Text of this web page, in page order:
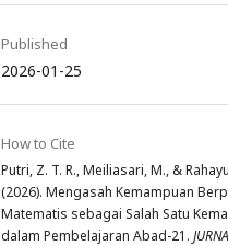
Published
2026-01-25
How to Cite
Putri, Z. T. R., Meiliasari, M., &
(2026). Mengasah Kemampuan
Matematis sebagai Salah Satu
dalam Pembelajaran Abad-21.